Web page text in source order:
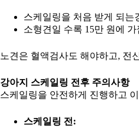
스케일링을 처음 받게 되는
소형견일 수록 15만 원에
노견은 혈액검사도 해야하고, 전
강아지 스케일링 전후 주의사항
스케일링을 안전하게 진행하고
스케일링 전: